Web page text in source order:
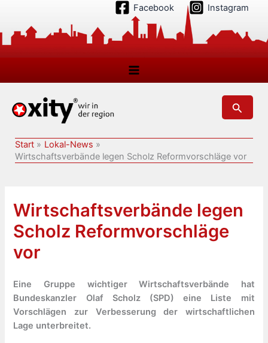
springen
Facebook Instagram
Suchen
Start
Lokal-News
Wirtschaftsverbände legen Scholz Reformvorschläge vor
Wirtschaftsverbände legen
Scholz Reformvorschläge
vor
Eine Gruppe wichtiger Wirtschaftsverbände hat
Bundeskanzler Olaf Scholz (SPD) eine Liste mit
Vorschlägen zur Verbesserung der wirtschaftlichen
Lage unterbreitet.